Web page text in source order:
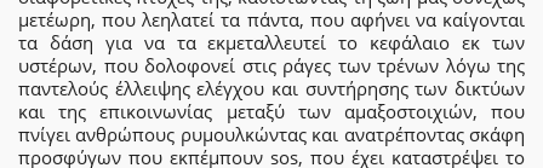
μετέωρη, που λεηλατεί τα πάντα, που αφήνει να καίγονται
τα δάση για να τα εκμεταλλευτεί το κεφάλαιο εκ των
υστέρων, που δολοφονεί στις ράγες των τρένων λόγω της
παντελούς έλλειψης ελέγχου και συντήρησης των δικτύων
και της επικοινωνίας μεταξύ των αμαξοστοιχιών, που
πνίγει ανθρώπους ρυμουλκώντας και ανατρέποντας σκάφη
προσφύγων που εκπέμπουν sos, που έχει καταστρέψει το